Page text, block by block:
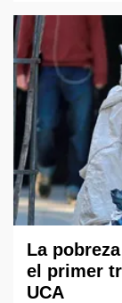
La
el primer
UCA